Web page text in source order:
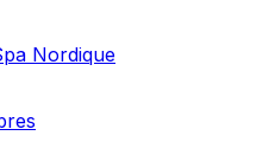
Nordique